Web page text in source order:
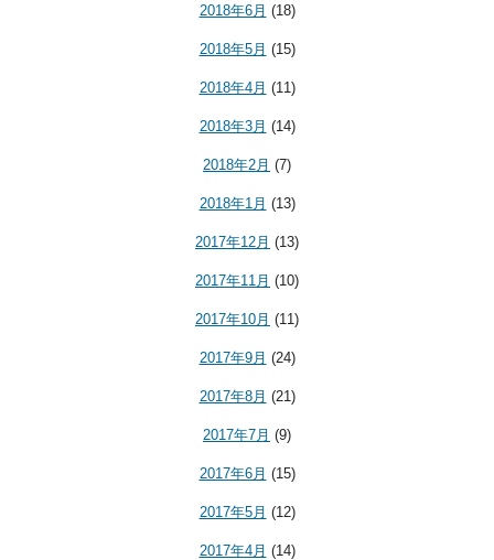
2018年6月 (18)
2018年5月 (15)
2018年4月 (11)
2018年3月 (14)
2018年2月 (7)
2018年1月 (13)
2017年12月 (13)
2017年11月 (10)
2017年10月 (11)
2017年9月 (24)
2017年8月 (21)
2017年7月 (9)
2017年6月 (15)
2017年5月 (12)
2017年4月 (14)